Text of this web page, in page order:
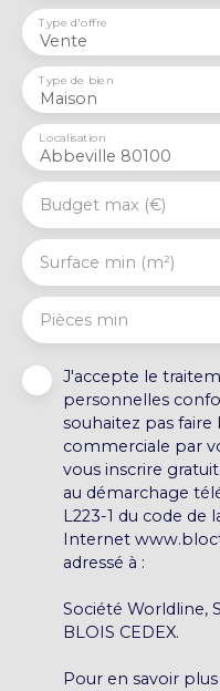
Vente
Type d'offre
Maison
Type de bien
Abbeville 80100
Localisation
Budget max (€)
Surface min (m²)
Pièces min
J'accepte le
personnelles
souhaitez pas
commerciale par
vous inscrire
au démarchage
L223-1 du code de
Internet
adressé à :
Société Worldline,
BLOIS CEDEX.
Pour en savoir